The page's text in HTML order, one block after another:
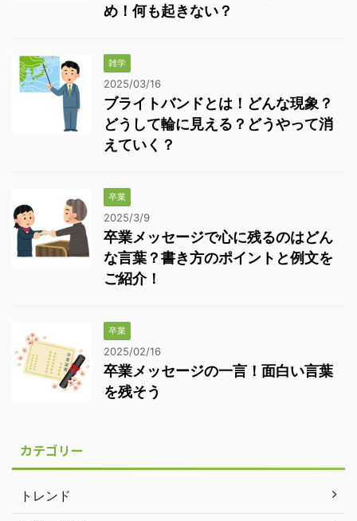
め！何も起きない？
雑学
2025/03/16
ブライトバンドとは！どんな現象？
どうして輪に見える？どうやって消
えていく？
卒業
2025/3/9
卒業メッセージで心に残るのはどん
な言葉？書き方のポイントと例文を
ご紹介！
卒業
2025/02/16
卒業メッセージの一言！面白い言葉
を残そう
カテゴリー
トレンド